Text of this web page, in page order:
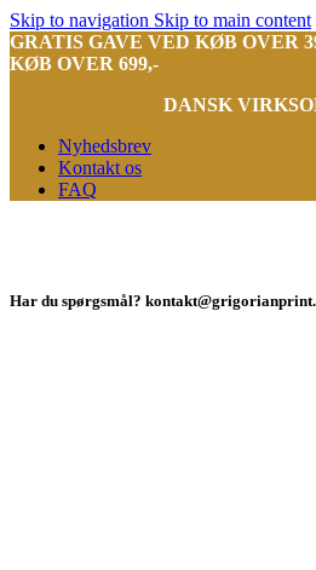
Skip to navigation Skip to main content
GRATIS GAVE VED KØB OVER
KØB OVER 699,-
DANSK
Nyhedsbrev
Kontakt os
FAQ
Har du spørgsmål?